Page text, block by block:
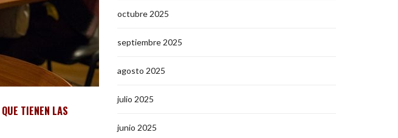
TIENEN LAS
octubre 2025
septiembre 2025
agosto 2025
julio 2025
junio 2025